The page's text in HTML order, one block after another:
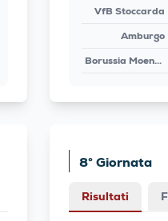
VfB Stoccarda
Amburgo
Borussia Moenchengladbach
8° Giornata
Risultati